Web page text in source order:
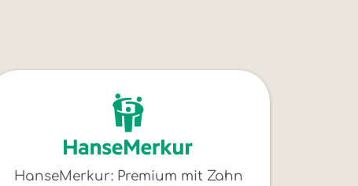
HanseMerkur: Premium mit Zahn